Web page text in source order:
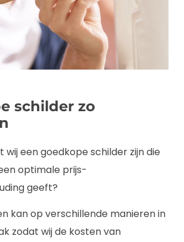
schilder zo
een goedkope schilder zijn die
optimale prijs-
geeft?
kan op verschillende manieren in
zodat wij de kosten van